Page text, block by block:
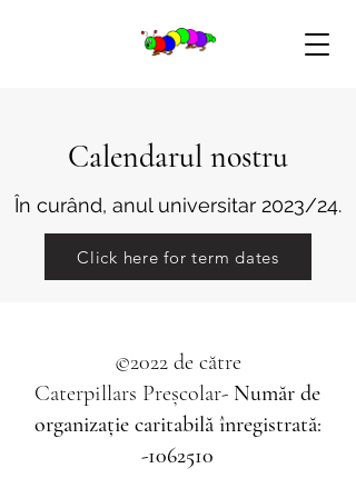
Calendarul nostru
În curând, anul universitar 2023/24.
Click here for term dates
©2022 de către
Caterpillars Preşcolar- Număr de
organizație caritabilă înregistrată:
-1062510